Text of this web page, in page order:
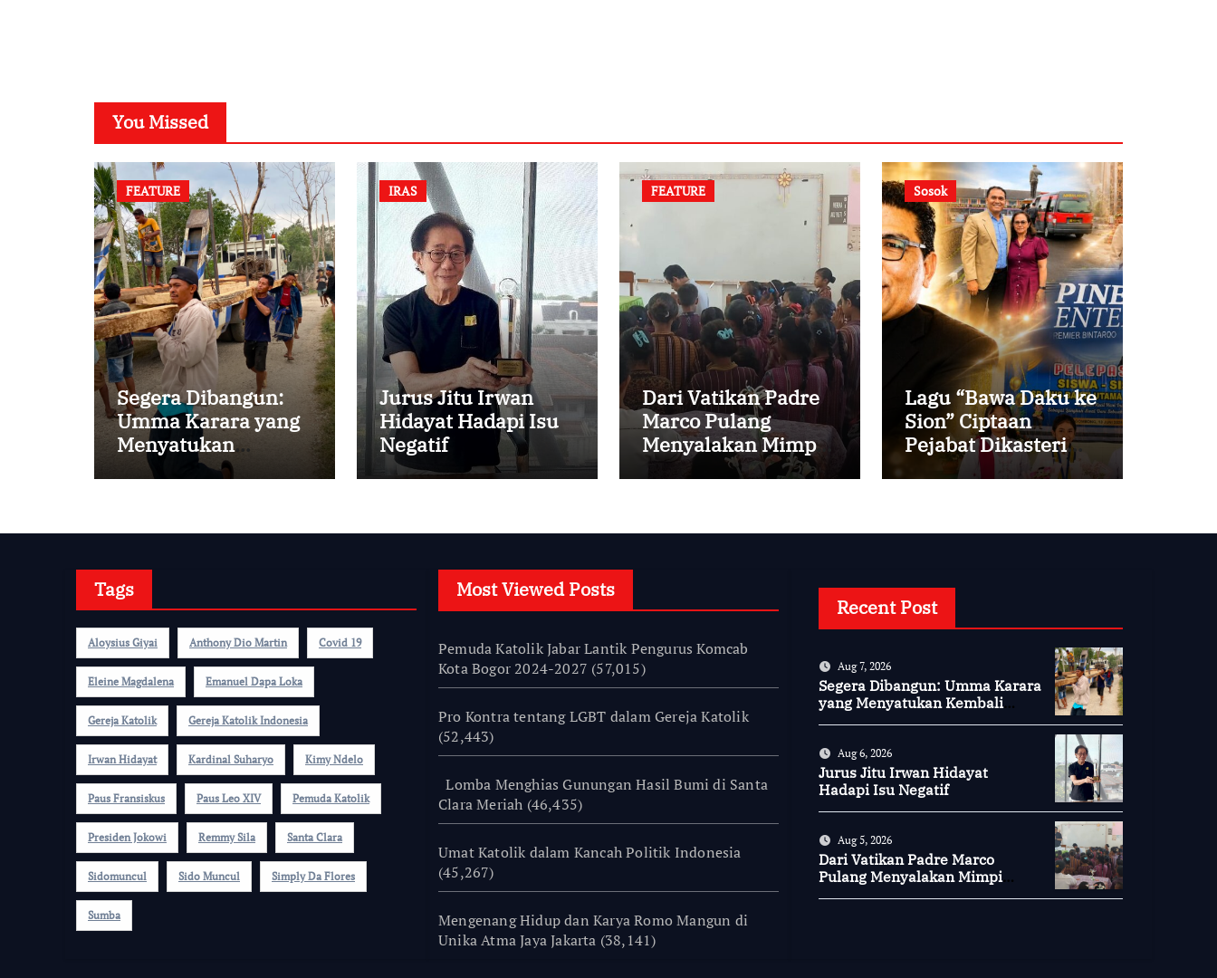
You Missed
FEATURE
Segera Dibangun:
Umma Karara yang
Menyatukan
Kembali
IRAS
Jurus Jitu Irwan
Hidayat Hadapi Isu
Negatif
FEATURE
Dari Vatikan Padre
Marco Pulang
Menyalakan Mimpi
Anak-anak Desa
Sosok
Lagu “Bawa Daku ke
Sion” Ciptaan
Pejabat Dikasteri
Vatikan, Peraih
Tags
Aloysius Giyai Anthony Dio Martin Covid 19
Eleine Magdalena Emanuel Dapa Loka
Gereja Katolik Gereja Katolik Indonesia
Irwan Hidayat Kardinal Suharyo Kimy Ndelo
Paus Fransiskus Paus Leo XIV Pemuda Katolik
Presiden Jokowi Remmy Sila Santa Clara
Sidomuncul Sido Muncul Simply Da Flores
Sumba
Most Viewed Posts
Pemuda Katolik Jabar Lantik Pengurus Komcab
Kota Bogor 2024-2027 (57,015)
Pro Kontra tentang LGBT dalam Gereja Katolik
(52,443)
Lomba Menghias Gunungan Hasil Bumi di Santa
Clara Meriah (46,435)
Umat Katolik dalam Kancah Politik Indonesia
(45,267)
Mengenang Hidup dan Karya Romo Mangun di
Unika Atma Jaya Jakarta (38,141)
Recent Post
Aug 7, 2026
Segera Dibangun: Umma Karara
yang Menyatukan Kembali
Aug 6, 2026
Jurus Jitu Irwan Hidayat
Hadapi Isu Negatif
Aug 5, 2026
Dari Vatikan Padre Marco
Pulang Menyalakan Mimpi